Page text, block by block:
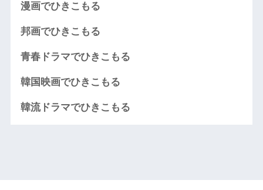
漫画でひきこもる
邦画でひきこもる
青春ドラマでひきこもる
韓国映画でひきこもる
韓流ドラマでひきこもる